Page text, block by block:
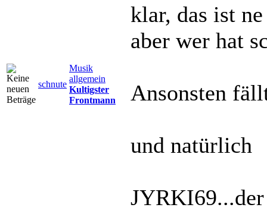
schnute
Musik
allgemein
Kultigster
Frontmann
klar, das ist
aber wer hat
Ansonsten
und natürlich